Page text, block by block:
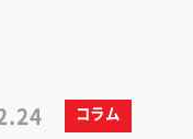
コラム